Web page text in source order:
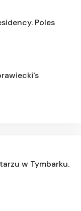
Poles
w Tymbarku.